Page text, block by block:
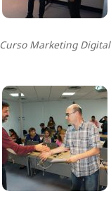
Curso Marketing Digital